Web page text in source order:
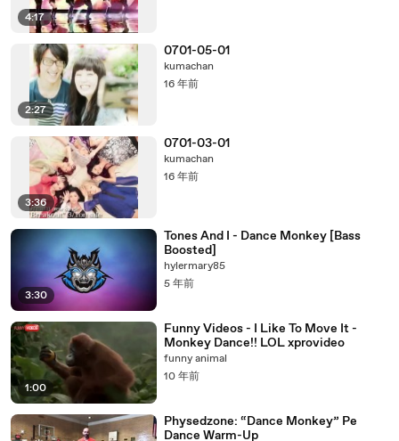
4:17
2:27
0701-05-01
kumachan
16 年前
3:36
0701-03-01
kumachan
16 年前
3:30
Tones And I - Dance Monkey [Bass
Boosted]
hylermary85
5 年前
1:00
Funny Videos - I Like To Move It -
Monkey Dance!! LOL xprovideo
funny animal
10 年前
Physedzone: “Dance Monkey” Pe
Dance Warm-Up